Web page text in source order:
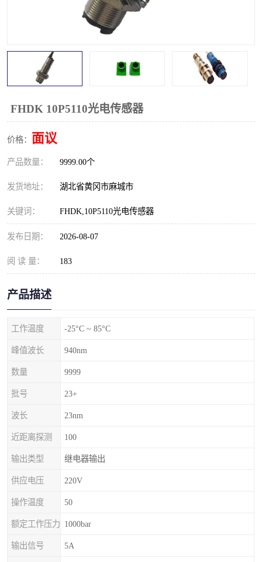
FHDK 10P5110光电传感器
价格： 面议
产品数量： 9999.00个
发货地址： 湖北省黄冈市麻城市
关键词： FHDK,10P5110光电传感器
发布日期： 2026-08-07
阅 读 量： 183
产品描述
工作温度 -25°C ~ 85°C
峰值波长 940nm
数量 9999
批号 23+
波长 23nm
近距离探测 100
输出类型 继电器输出
供应电压 220V
操作温度 50
额定工作压力 1000bar
输出信号 5A
拉绳开关
撕裂开关
限位开关 速度检测器
速度传感器